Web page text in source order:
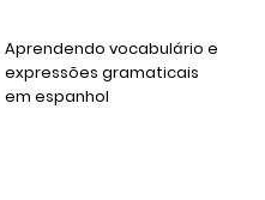
Aprendendo vocabulário e
expressões gramaticais
em espanhol